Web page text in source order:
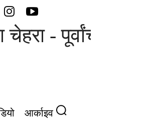
चेहरा - पूर्वांचल की
आर्काइव